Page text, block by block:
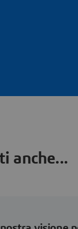
anche...